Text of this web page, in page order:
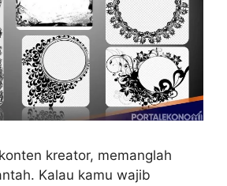
kreator, memanglah
Kalau kamu wajib